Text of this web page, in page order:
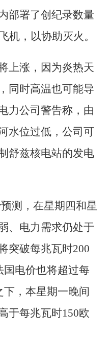
部署了创纪录数量
机，以协助灭火。
上涨，因为炎热天
同时高温也可能导
力公司警告称，由
水位过低，公司可
舒兹核电站的发电
测，在星期四和星
、电力需求仍处于
突破每兆瓦时200
国电价也将超过每
下，本星期一晚间
于每兆瓦时150欧